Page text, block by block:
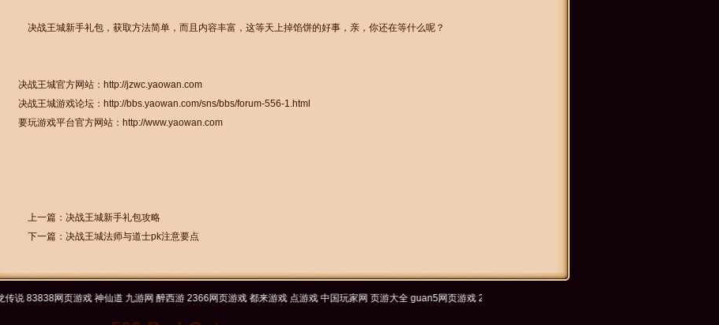
决战王城新手礼包，获取方法简单，而且内容丰富，这等天上掉馅饼的好事，亲，你还在等什么呢？
决战王城官方网站： http://jzwc.yaowan.com
决战王城游戏论坛： http://bbs.yaowan.com/sns/bbs/forum-556-1.html
要玩游戏平台官方网站： http://www.yaowan.com
上一篇： 决战王城新手礼包攻略
下一篇： 决战王城法师与道士pk注意要点
83838网页游戏 神仙道 九游网 醉西游 2366网页游戏 都来游戏 点游戏 中国玩家网 页游大全 guan5网页游戏 256CHA网页游戏